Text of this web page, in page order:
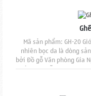
Mã sản phẩm: GH-20
nhiên bọc da là dòng
bởi Đồ gỗ Văn phòng Gia
thủ công mẫu mã đẹp,
ngồi và tựa lưng nệm